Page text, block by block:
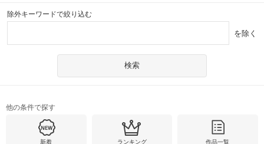
除外キーワードで絞り込む
を除く
他の条件で探す
新着 ランキング 作品一覧